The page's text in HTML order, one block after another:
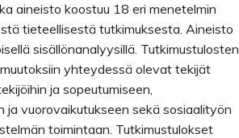
aineisto koostuu 18 eri menetelmin
tieteellisestä tutkimuksesta. Aineisto
sisällönanalyysillä. Tutkimustulosten
yhteydessä olevat tekijät
ja sopeutumiseen,
ja vuorovaikutukseen sekä sosiaalityön
toimintaan. Tutkimustulokset